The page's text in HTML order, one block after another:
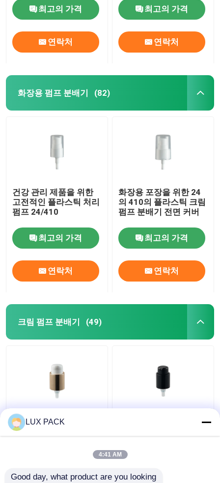
최고의 가격
연락처
최고의 가격
연락처
화장용 펌프 분배기 (82)
건강 관리 제품을 위한
고전적인 플라스틱 처리
펌프 24/410
최고의 가격
연락처
화장용 포장을 위한 24
의 410의 플라스틱 크림
펌프 분배기 전면 커버
최고의 가격
연락처
크림 펌프 분배기 (49)
알루미늄 마감 플라스틱
액체 비누 분배기 펌프
LUX PACK
4:41 AM
Good day, what product are you looking